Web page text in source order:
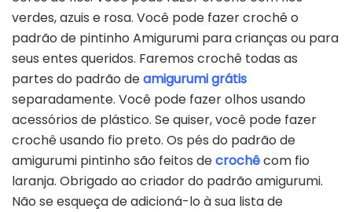
verdes, azuis e rosa. Você pode fazer crochê o
padrão de pintinho Amigurumi para crianças ou para
seus entes queridos. Faremos crochê todas as
partes do padrão deamigurumi grátis
separadamente. Você pode fazer olhos usando
acessórios de plástico. Se quiser, você pode fazer
crochê usando fio preto. Os pés do padrão de
amigurumi pintinho são feitos decrochêcom fio
laranja. Obrigado ao criador do padrão amigurumi.
Não se esqueça de adicioná-lo à sua lista de